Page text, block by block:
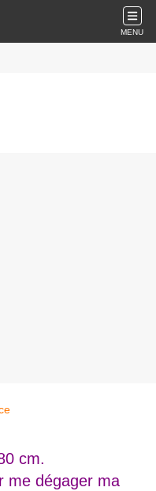
MENU
cm.
me dégager ma